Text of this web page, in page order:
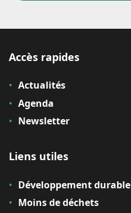
Accès rapides
Actualités
Agenda
Newsletter
Liens utiles
Développement durable
Moins de déchets